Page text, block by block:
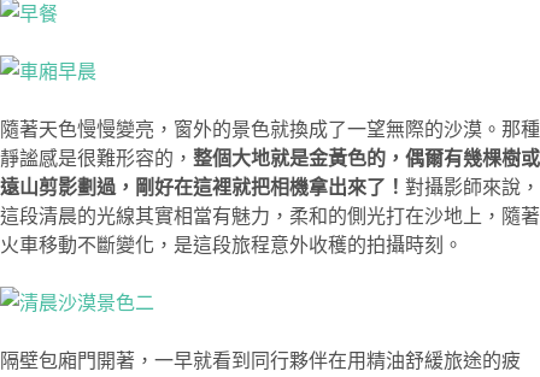
隨著天色慢慢變亮，窗外的景色就換成了一望無際的沙漠。那種
靜謐感是很難形容的， 整個大地就是金黃色的，偶爾有幾棵樹或
遠山剪影劃過，剛好在這裡就把相機拿出來了！ 對攝影師來說，
這段清晨的光線其實相當有魅力，柔和的側光打在沙地上，隨著
火車移動不斷變化，是這段旅程意外收穫的拍攝時刻。
隔壁包廂門開著，一早就看到同行夥伴在用精油舒緩旅途的疲